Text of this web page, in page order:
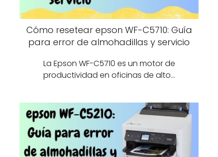
Cómo resetear epson WF-C5710: Guía
para error de almohadillas y servicio
La Epson WF-C5710 es un motor de
productividad en oficinas de alto…